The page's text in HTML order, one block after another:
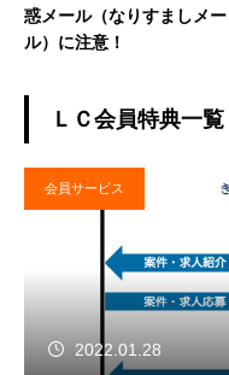
惑メール（なりすましメー
ル）に注意！
ＬＣ会員特典一覧
会員サービス
2022.01.28